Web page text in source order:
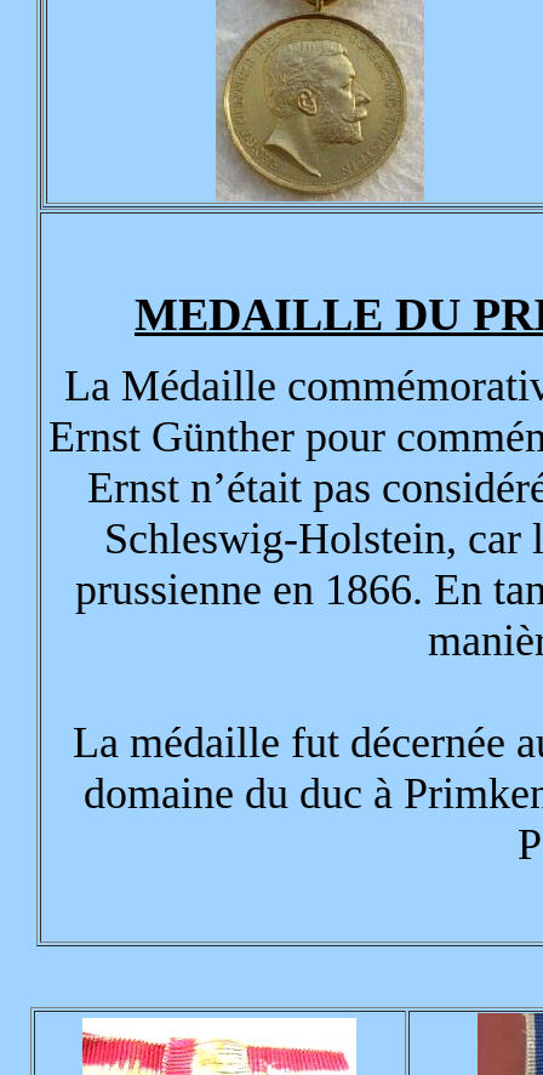
MEDAILLE DU
La Médaille
Ernst Günther pour
Ernst n’était pas
Schleswig-Holstein, car
prussienne en 1866. En
La médaille fut décernée
domaine du duc à